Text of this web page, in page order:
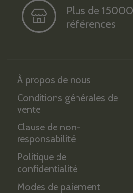
Plus de 15000
références
À propos de nous
Conditions générales de
vente
Clause de non-
responsabilité
Politique de
confidentialité
Modes de paiement